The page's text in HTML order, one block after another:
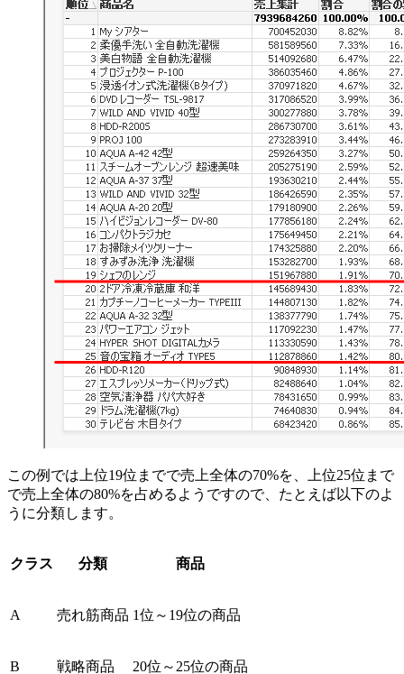
この例では上位19位までで売上全体の70%を、上位25位まで
で売上全体の80%を占めるようですので、たとえば以下のよ
うに分類します。
クラス 分類 商品
A 売れ筋商品 1位～19位の商品
B 戦略商品 20位～25位の商品